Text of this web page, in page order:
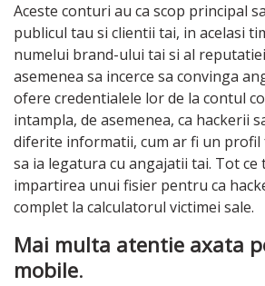
Aceste conturi au ca scop principal
publicul tau si clientii tai, in acelasi
numelui brand-ului tai si al
asemenea sa incerce sa convinga
ofere credentialele lor de la contul
intampla, de asemenea, ca hackerii
diferite informatii, cum ar fi un profil
sa ia legatura cu angajatii tai. Tot ce
impartirea unui fisier pentru ca
complet la calculatorul victimei sale.
Mai multa atentie axata
mobile.